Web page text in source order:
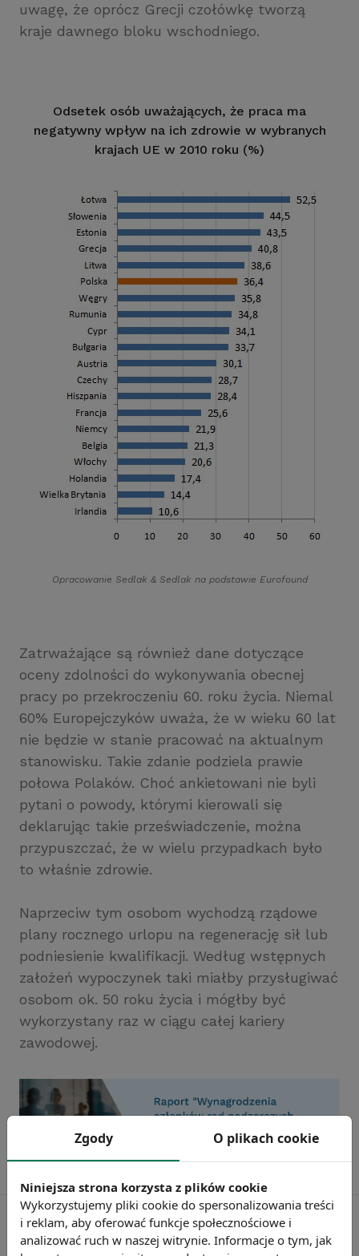
uwagę, że oprócz Grecji czołówkę tworzą
kraje dawnego bloku wschodniego.
Odsetek osób uważających, że praca ma
negatywny wpływ na ich zdrowie w wybranych
krajach UE w 2010 roku (%)
Opracowanie Sedlak &Sedlak na podstawie Eurofound
Zatrważające są również dane dotyczące
oceny zdolności do wykonywania obecnej
pracy po przekroczeniu 60. roku życia. Niemal
60% Europejczyków uważa, że w wieku 60 lat
nie będzie w stanie pracować na aktualnym
stanowisku. Takie zdanie podziela prawie
połowa Polaków. Choć ankietowani nie byli
pytani o powody, którymi kierowali się
deklarując takie przeświadczenie, można
przypuszczać, że w wielu przypadkach było
to właśnie zdrowie.
Naprzeciw tym osobom wychodzą rządowe
plany rocznego urlopu na regenerację sił lub
podniesienie kwalifikacji. Według wstępnych
założeń wypoczynek taki miałby przysługiwać
osobom ok. 50 roku życia i mógłby być
wykorzystany raz w ciągu całej kariery
zawodowej.
Zgody O plikach cookie
Niniejsza strona korzysta z plików cookie
Wykorzystujemy pliki cookie do spersonalizowania treści
i reklam, aby oferować funkcje społecznościowe i
analizować ruch w naszej witrynie. Informacje o tym, jak